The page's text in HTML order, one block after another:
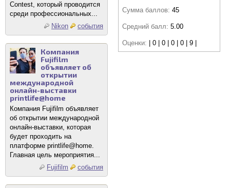
Contest, который проводится
среди профессиональных...
Nikon
события
Компания
Fujifilm
объявляет об
открытии
международной
онлайн-выставки
printlife@home
Компания Fujifilm объявляет
об открытии международной
онлайн-выставки, которая
будет проходить на
платформе printlife@home.
Главная цель мероприятия...
Fujifilm
события
Сумма баллов: 45
Средний балл: 5.00
Оценки: | 0 | 0 | 0 | 0 | 9 |